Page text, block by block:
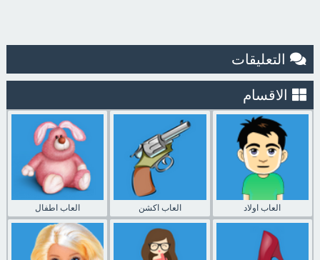
التعليقات
الاقسام
العاب اطفال العاب اكشن العاب اولاد